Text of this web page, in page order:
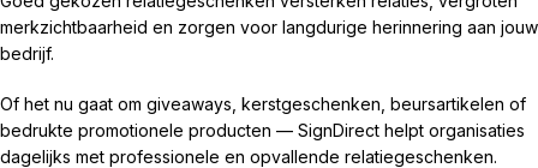
merkzichtbaarheid en zorgen voor langdurige herinnering aan jouw
bedrijf.
Of het nu gaat om giveaways, kerstgeschenken, beursartikelen of
bedrukte promotionele producten — SignDirect helpt organisaties
dagelijks met professionele en opvallende relatiegeschenken.